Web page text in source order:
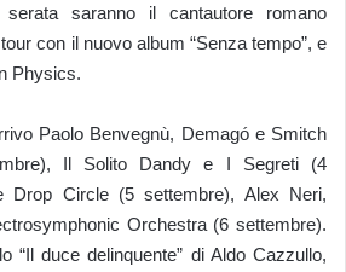
saranno il cantautore romano
con il nuovo album “Senza tempo”, e
Physics.
Paolo Benvegnù, Demagó e Smitch
Il Solito Dandy e I Segreti (4
Drop Circle (5 settembre), Alex Neri,
Orchestra (6 settembre).
“Il duce delinquente” di Aldo Cazzullo,